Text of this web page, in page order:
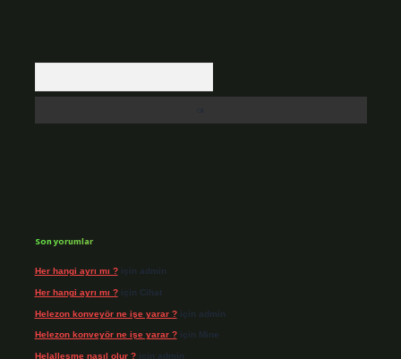
Son yorumlar
Her hangi ayrı mı ?için admin
Her hangi ayrı mı ?için Cihat
Helezon konveyör ne işe yarar ?için admin
Helezon konveyör ne işe yarar ?için Mine
Helalleşme nasıl olur ?için admin